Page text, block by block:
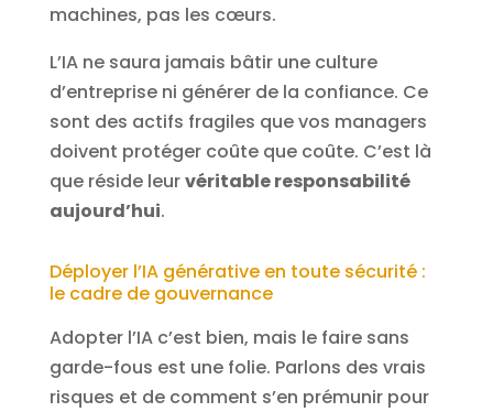
machines, pas les cœurs.
L’IA ne saura jamais bâtir une culture
d’entreprise ni générer de la confiance. Ce
sont des actifs fragiles que vos managers
doivent protéger coûte que coûte. C’est là
que réside leurvéritable responsabilité
aujourd’hui.
Déployer l’IA générative en toute sécurité :
le cadre de gouvernance
Adopter l’IA c’est bien, mais le faire sans
garde-fous est une folie. Parlons des vrais
risques et de comment s’en prémunir pour